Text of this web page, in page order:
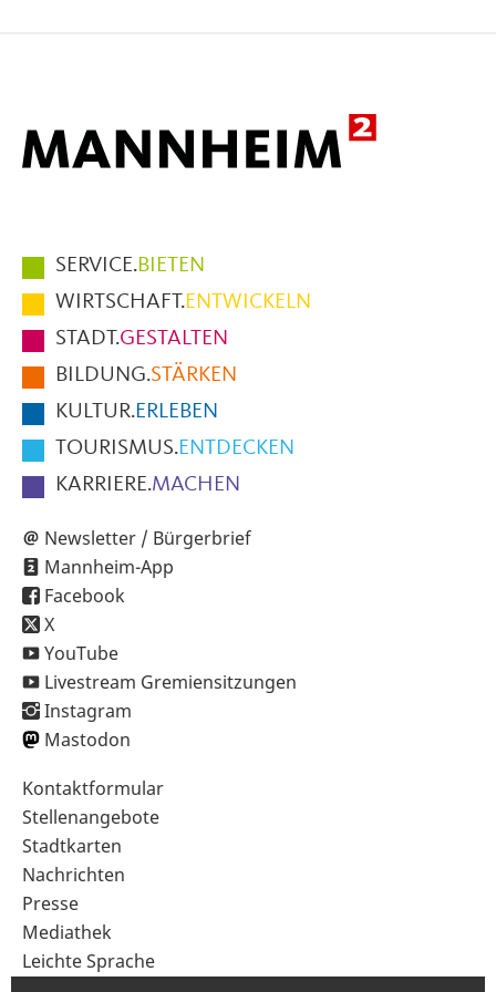
Hauptmenüpunkte
im
Fußbereich
der
Seite
SERVICE.BIETEN
WIRTSCHAFT.ENTWICKELN
STADT.GESTALTEN
BILDUNG.STÄRKEN
KULTUR.ERLEBEN
TOURISMUS.ENTDECKEN
KARRIERE.MACHEN
Newsletter / Bürgerbrief
Mannheim-App
Facebook
X
YouTube
Livestream Gremiensitzungen
Instagram
Mastodon
Sekundärnavigation
im
Fußbereich
Kontaktformular
Stellenangebote
Stadtkarten
Nachrichten
Presse
Mediathek
Leichte Sprache